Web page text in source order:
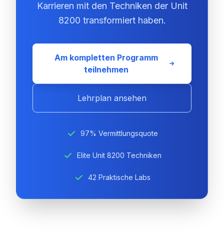
Karrieren mit den Techniken der Unit
8200 transformiert haben.
Am kompletten Programm
teilnehmen
Lehrplan ansehen
97% Vermittlungsquote
Elite Unit 8200 Techniken
42 Praktische Labs